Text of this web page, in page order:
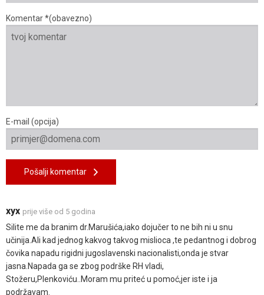
Komentar *(obavezno)
E-mail (opcija)
Pošalji komentar
xyx prije više od 5 godina
Silite me da branim dr.Marušića,iako dojučer to ne bih ni u snu
učinija.Ali kad jednog kakvog takvog mislioca ,te pedantnog i dobrog
čovika napadu rigidni jugoslavenski nacionalisti,onda je stvar
jasna.Napada ga se zbog podrške RH vladi,
Stožeru,Plenkoviću..Moram mu priteć u pomoć,jer iste i ja
podržavam.